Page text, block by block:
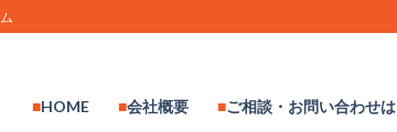
HOME 会社概要 ご相談・お問い合わせは